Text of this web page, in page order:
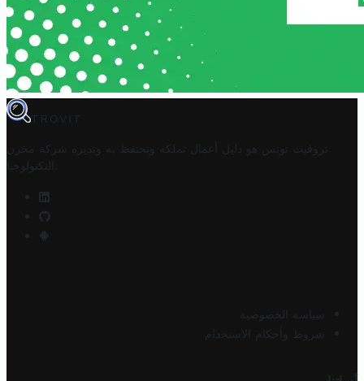
TROVIT
تروفيت تونس هو دليل أعمال تملكه وتحتفظ به وتديره
شركة مخزن
التكنولوجيا
سياسة الخصوصية
شروط وأحكام الاستخدام